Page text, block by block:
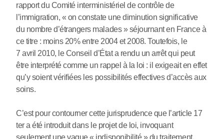
rapport du Comité interministériel de contrôle de
l’immigration, « on constate une diminution significative
du nombre d’étrangers malades » séjournant en France à
ce titre : moins 20% entre 2004 et 2008. Toutefois, le
7 avril 2010, le Conseil d’État a rendu un arrêt qui peut
être interprété comme un rappel à la loi : il exigeait en effet
qu’y soient vérifiées les possibilités effectives d’accès aux
soins.
C’est pour contourner cette jurisprudence que l’article 17
ter a été introduit dans le projet de loi, invoquant
seulement une vague « indisponibilité » du traitement.